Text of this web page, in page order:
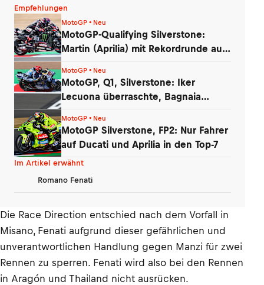
Empfehlungen
MotoGP • Neu
MotoGP-Qualifying Silverstone:
Martin (Aprilia) mit Rekordrunde auf
MotoGP • Neu
MotoGP, Q1, Silverstone: Iker
Lecuona überraschte, Bagnaia
MotoGP • Neu
MotoGP Silverstone, FP2: Nur Fahrer
auf Ducati und Aprilia in den Top-7
Im Artikel erwähnt
Romano Fenati
Die Race Direction entschied nach dem Vorfall in
Misano, Fenati aufgrund dieser gefährlichen und
unverantwortlichen Handlung gegen Manzi für zwei
Rennen zu sperren. Fenati wird also bei den Rennen
in Aragón und Thailand nicht ausrücken.